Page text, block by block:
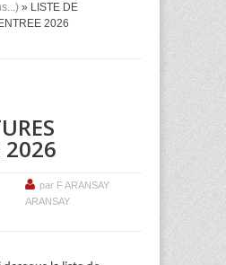
» LISTE DE
2026
2026
par F ARANSAY
ARANSAY